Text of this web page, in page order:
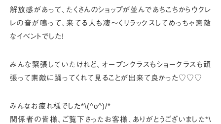
解放感があって、 たくさんのショップが並んであちこちからウクレ
レの音が鳴って、 来てる人も凄〜くリラックスしてめっちゃ素敵
なイベントでした!
みんな緊張していたけれど、 オープンクラスもショークラスも頑
張って素敵に踊ってくれて見ることが出来て良かった♡♡♡
みんなお疲れ様でした*\(^o^)/*
関係者の皆様、ご覧下さったお客様、 ありがとうございました*\